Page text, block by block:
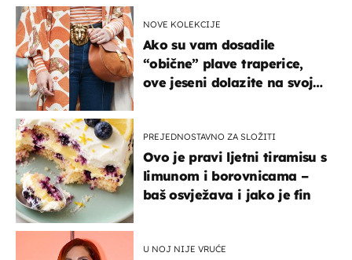
NOVE KOLEKCIJE
Ako su vam dosadile
“obične” plave traperice,
ove jeseni dolazite na svoje
PREJEDNOSTAVNO ZA SLOŽITI
Ovo je pravi ljetni tiramisu s
limunom i borovnicama –
baš osvježava i jako je fin
U NOJ NIJE VRUĆE